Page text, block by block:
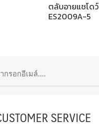
ตลับอายแชโดว์
ES2009A-5
SERVICE